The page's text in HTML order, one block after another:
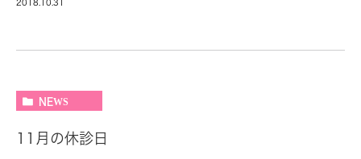
す。
2018.10.31
NEWS
11月の休診日